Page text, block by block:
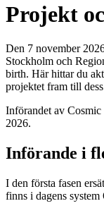
Projekt
Den 7 november
Stockholm och
birth. Här hittar du
projektet fram till
Införandet av
2026.
Införande i
I den första fasen
finns i dagens system